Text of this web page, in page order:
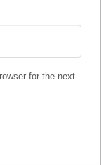
for the next